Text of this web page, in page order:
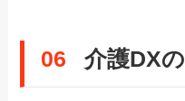
06 介護DX